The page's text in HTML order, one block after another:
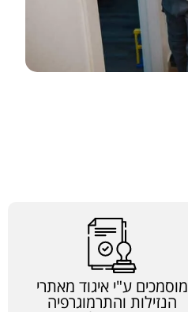
מוסמכים ע"י איגוד מאתרי
הנזילות והתרמוגרפיה